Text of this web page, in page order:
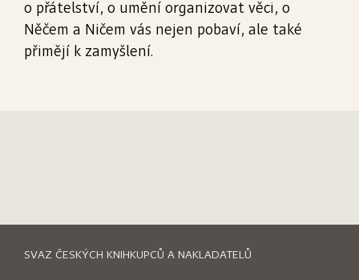
o přátelství, o umění organizovat věci, o
Něčem a Ničem vás nejen pobaví, ale také
přimějí k zamyšlení.
SVAZ ČESKÝCH KNIHKUPCŮ A NAKLADATELŮ